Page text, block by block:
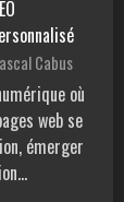
Cabus
où
web se
émerger